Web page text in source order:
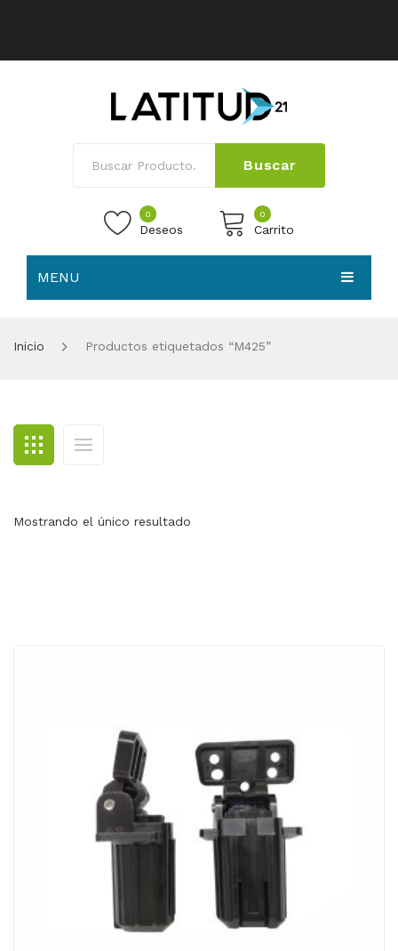
Buscar
0
Deseos
0
Carrito
MENU
BLOG
CONTACTO
Inicio Productos etiquetados “M425”
Mostrando el único resultado